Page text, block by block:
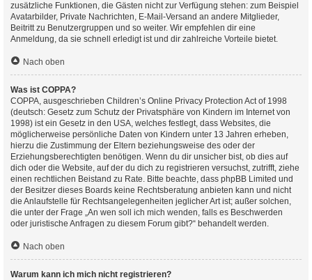
zusätzliche Funktionen, die Gästen nicht zur Verfügung stehen: zum Beispiel
Avatarbilder, Private Nachrichten, E-Mail-Versand an andere Mitglieder,
Beitritt zu Benutzergruppen und so weiter. Wir empfehlen dir eine
Anmeldung, da sie schnell erledigt ist und dir zahlreiche Vorteile bietet.
Nach oben
Was ist COPPA?
COPPA, ausgeschrieben Children’s Online Privacy Protection Act of 1998
(deutsch: Gesetz zum Schutz der Privatsphäre von Kindern im Internet von
1998) ist ein Gesetz in den USA, welches festlegt, dass Websites, die
möglicherweise persönliche Daten von Kindern unter 13 Jahren erheben,
hierzu die Zustimmung der Eltern beziehungsweise des oder der
Erziehungsberechtigten benötigen. Wenn du dir unsicher bist, ob dies auf
dich oder die Website, auf der du dich zu registrieren versuchst, zutrifft, ziehe
einen rechtlichen Beistand zu Rate. Bitte beachte, dass phpBB Limited und
der Besitzer dieses Boards keine Rechtsberatung anbieten kann und nicht
die Anlaufstelle für Rechtsangelegenheiten jeglicher Art ist; außer solchen,
die unter der Frage „An wen soll ich mich wenden, falls es Beschwerden
oder juristische Anfragen zu diesem Forum gibt?“ behandelt werden.
Nach oben
Warum kann ich mich nicht registrieren?